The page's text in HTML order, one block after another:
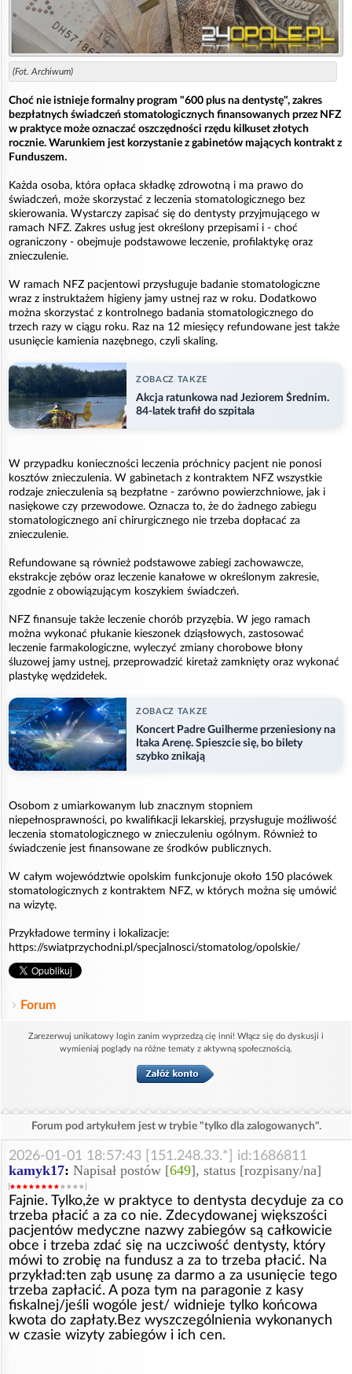
(Fot. Archiwum)
Choć nie istnieje formalny program "600 plus na dentystę", zakres
bezpłatnych świadczeń stomatologicznych finansowanych przez NFZ
w praktyce może oznaczać oszczędności rzędu kilkuset złotych
rocznie. Warunkiem jest korzystanie z gabinetów mających kontrakt z
Funduszem.
Każda osoba, która opłaca składkę zdrowotną i ma prawo do
świadczeń, może skorzystać z leczenia stomatologicznego bez
skierowania. Wystarczy zapisać się do dentysty przyjmującego w
ramach NFZ. Zakres usług jest określony przepisami i - choć
ograniczony - obejmuje podstawowe leczenie, profilaktykę oraz
znieczulenie.
W ramach NFZ pacjentowi przysługuje badanie stomatologiczne
wraz z instruktażem higieny jamy ustnej raz w roku. Dodatkowo
można skorzystać z kontrolnego badania stomatologicznego do
trzech razy w ciągu roku. Raz na 12 miesięcy refundowane jest także
usunięcie kamienia nazębnego, czyli skaling.
ZOBACZ TAKZE
Akcja ratunkowa nad Jeziorem Średnim.
84-latek trafił do szpitala
W przypadku konieczności leczenia próchnicy pacjent nie ponosi
kosztów znieczulenia. W gabinetach z kontraktem NFZ wszystkie
rodzaje znieczulenia są bezpłatne - zarówno powierzchniowe, jak i
nasiękowe czy przewodowe. Oznacza to, że do żadnego zabiegu
stomatologicznego ani chirurgicznego nie trzeba dopłacać za
znieczulenie.
Refundowane są również podstawowe zabiegi zachowawcze,
ekstrakcje zębów oraz leczenie kanałowe w określonym zakresie,
zgodnie z obowiązującym koszykiem świadczeń.
NFZ finansuje także leczenie chorób przyzębia. W jego ramach
można wykonać płukanie kieszonek dziąsłowych, zastosować
leczenie farmakologiczne, wyleczyć zmiany chorobowe błony
śluzowej jamy ustnej, przeprowadzić kiretaż zamknięty oraz wykonać
plastykę wędzidełek.
ZOBACZ TAKZE
Koncert Padre Guilherme przeniesiony na
Itaka Arenę. Spieszcie się, bo bilety
szybko znikają
Osobom z umiarkowanym lub znacznym stopniem
niepełnosprawności, po kwalifikacji lekarskiej, przysługuje możliwość
leczenia stomatologicznego w znieczuleniu ogólnym. Również to
świadczenie jest finansowane ze środków publicznych.
W całym województwie opolskim funkcjonuje około 150 placówek
stomatologicznych z kontraktem NFZ, w których można się umówić
na wizytę.
Przykładowe terminy i lokalizacje:
https://swiatprzychodni.pl/specjalnosci/stomatolog/opolskie/
Forum
Zarezerwuj unikatowy login zanim wyprzedzą cię inni! Włącz się do dyskusji i
wymieniaj poglądy na różne tematy z aktywną społecznością.
Forum pod artykułem jest w trybie "tylko dla zalogowanych".
2026-01-01 18:57:43 [151.248.33.*] id:1686811
kamyk17: Napisał postów [649], status [rozpisany/na]
Fajnie. Tylko,że w praktyce to dentysta decyduje za co
trzeba płacić a za co nie. Zdecydowanej większości
pacjentów medyczne nazwy zabiegów są całkowicie
obce i trzeba zdać się na uczciwość dentysty, który
mówi to zrobię na fundusz a za to trzeba płacić. Na
przykład:ten ząb usunę za darmo a za usunięcie tego
trzeba zapłacić. A poza tym na paragonie z kasy
fiskalnej/jeśli wogóle jest/ widnieje tylko końcowa
kwota do zapłaty.Bez wyszczególnienia wykonanych
w czasie wizyty zabiegów i ich cen.